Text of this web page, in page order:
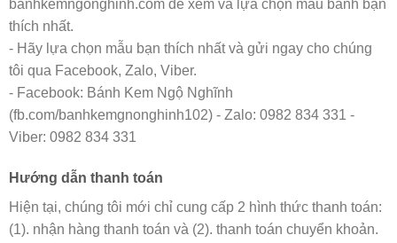
banhkemngonghinh.com để xem và lựa chọn mẫu bánh bạn
thích nhất.
- Hãy lựa chọn mẫu bạn thích nhất và gửi ngay cho chúng
tôi qua Facebook, Zalo, Viber.
- Facebook: Bánh Kem Ngộ Nghĩnh
(fb.com/banhkemgnonghinh102) - Zalo: 0982 834 331 -
Viber: 0982 834 331
Hướng dẫn thanh toán
Hiện tại, chúng tôi mới chỉ cung cấp 2 hình thức thanh toán:
(1). nhận hàng thanh toán và (2). thanh toán chuyển khoản.